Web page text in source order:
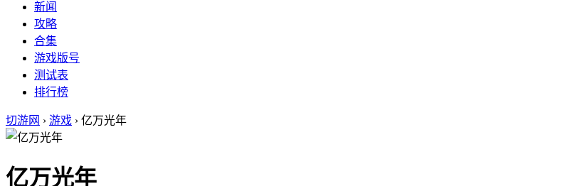
新闻
攻略
合集
游戏版号
测试表
排行榜
切游网 › 游戏 › 亿万光年
亿万光年